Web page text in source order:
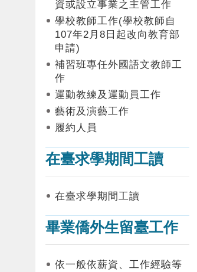
資或設立事業之主管工作
學校教師工作(學校教師自
107年2月8日起改向教育部
申請)
補習班專任外國語文教師工
作
運動教練及運動員工作
藝術及演藝工作
履約人員
在臺求學期間工讀
在臺求學期間工讀
畢業僑外生留臺工作
依一般依薪資、工作經驗等